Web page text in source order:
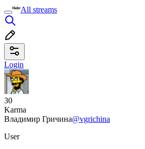
All streams
Login
30
Karma
Владимир Гричина@vgrichina
User